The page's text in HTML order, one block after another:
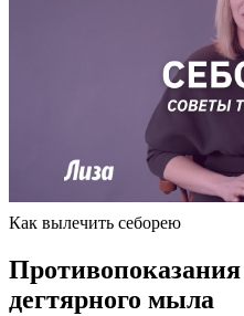
Как вылечить себорею
дегтярного мыла